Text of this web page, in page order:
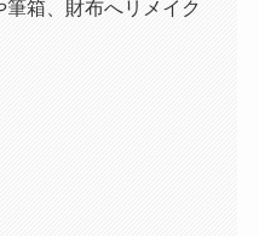
筆箱、財布へリメイク